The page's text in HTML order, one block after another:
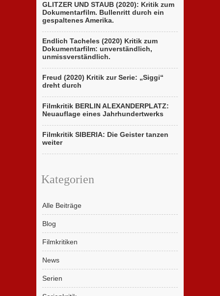
GLITZER UND STAUB (2020): Kritik zum
Dokumentarfilm. Bullenritt durch ein
gespaltenes Amerika.
Endlich Tacheles (2020) Kritik zum
Dokumentarfilm: unverständlich,
unmissverständlich.
Freud (2020) Kritik zur Serie: „Siggi“
dreht durch
Filmkritik BERLIN ALEXANDERPLATZ:
Neuauflage eines Jahrhundertwerks
Filmkritik SIBERIA: Die Geister tanzen
weiter
Kategorien
Alle Beiträge
Blog
Filmkritiken
News
Serien